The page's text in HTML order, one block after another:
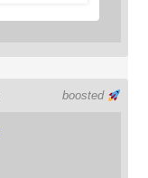
boosted